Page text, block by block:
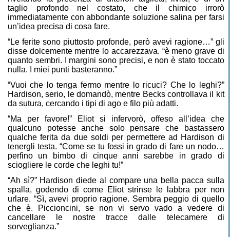
taglio profondo nel costato, che il chimico irrorò
immediatamente con abbondante soluzione salina per farsi
un’idea precisa di cosa fare.
“Le ferite sono piuttosto profonde, però avevi ragione…” gli
disse dolcemente mentre lo accarezzava. “è meno grave di
quanto sembri. I margini sono precisi, e non è stato toccato
nulla. I miei punti basteranno.”
“Vuoi che lo tenga fermo mentre lo ricuci? Che lo leghi?”
Hardison, serio, le domandò, mentre Becks controllava il kit
da sutura, cercando i tipi di ago e filo più adatti.
“Ma per favore!” Eliot si infervorò, offeso all’idea che
qualcuno potesse anche solo pensare che bastassero
qualche ferita da due soldi per permettere ad Hardison di
tenergli testa. “Come se tu fossi in grado di fare un nodo…
perfino un bimbo di cinque anni sarebbe in grado di
sciogliere le corde che leghi tu!”
“Ah sì?” Hardison diede al compare una bella pacca sulla
spalla, godendo di come Eliot strinse le labbra per non
urlare. “Sì, avevi proprio ragione. Sembra peggio di quello
che è. Piccioncini, se non vi servo vado a vedere di
cancellare le nostre tracce dalle telecamere di
sorveglianza.”